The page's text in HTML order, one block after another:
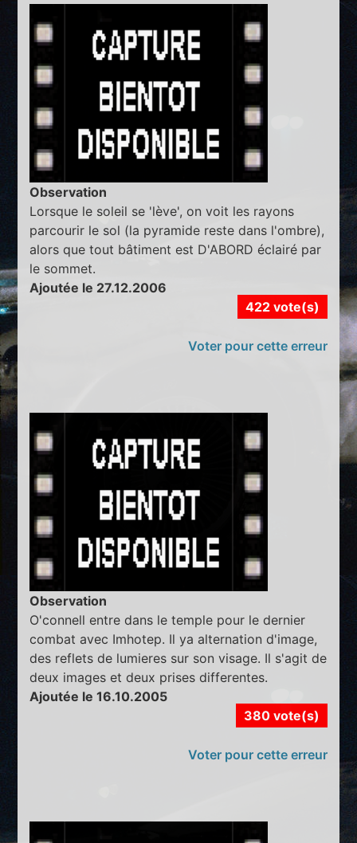
Observation
Lorsque le soleil se 'lève', on voit les rayons
parcourir le sol (la pyramide reste dans l'ombre),
alors que tout bâtiment est D'ABORD éclairé par
le sommet.
Ajoutée le 27.12.2006
422 vote(s)
Voter pour cette erreur
Observation
O'connell entre dans le temple pour le dernier
combat avec Imhotep. Il ya alternation d'image,
des reflets de lumieres sur son visage. Il s'agit de
deux images et deux prises differentes.
Ajoutée le 16.10.2005
380 vote(s)
Voter pour cette erreur